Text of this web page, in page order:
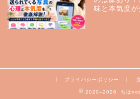
味と本気度
プライバシーポリシー
2020–2026 ちは